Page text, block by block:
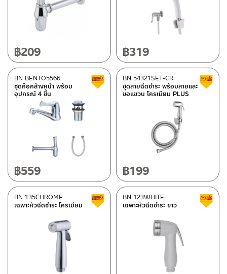
฿209 ฿319
ชุดก๊อกล้างหน้า พร้อม
อุปกรณ์ 4 ชิ้น
BN BENTO5566 สินค้าลดราคา เคลียร์สต็อก
฿559
ชุดสายฉีดชำระ พร้อมสายและ
ขอแขวน โครเมียม PLUS
BN 54321SET-CR
฿199
เฉพาะหัวฉีดชำระ โครเมียม
BN 135CHROME สินค้าลดราคา เคลียร์สต็อก
เฉพาะหัวฉีดชำระ ขาว
BN 123WHITE